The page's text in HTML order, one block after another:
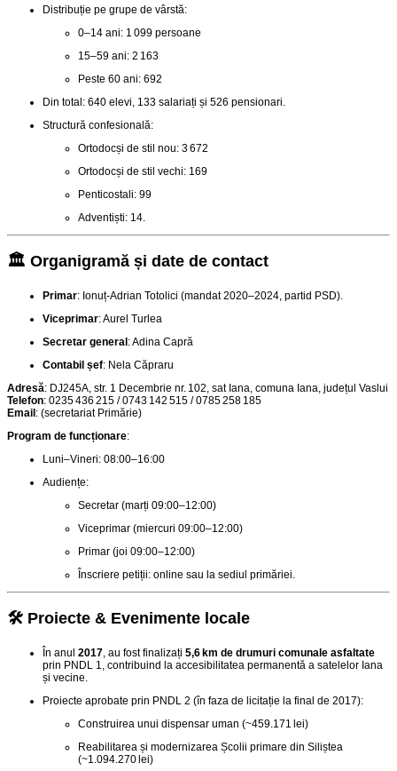
Distribuție pe grupe de vârstă:
0–14 ani: 1 099 persoane
15–59 ani: 2 163
Peste 60 ani: 692
Din total: 640 elevi, 133 salariați și 526 pensionari.
Structură confesională:
Ortodocși de stil nou: 3 672
Ortodocși de stil vechi: 169
Penticostali: 99
Adventiști: 14.
🏛️ Organigramă și date de contact
Primar: Ionuț‑Adrian Totolici (mandat 2020–2024, partid PSD).
Viceprimar: Aurel Turlea
Secretar general : Adina Capră
Contabil șef: Nela Căpraru
Adresă: DJ245A, str. 1 Decembrie nr. 102, sat Iana, comuna Iana, județul Vaslui
Telefon: 0235 436 215 / 0743 142 515 / 0785 258 185
Email : (secretariat Primărie)
Program de funcționare:
Luni–Vineri: 08:00–16:00
Audiențe:
Secretar (marți 09:00–12:00)
Viceprimar (miercuri 09:00–12:00)
Primar (joi 09:00–12:00)
Înscriere petiții: online sau la sediul primăriei.
🛠️ Proiecte & Evenimente locale
În anul 2017, au fost finalizați 5,6 km de drumuri comunale asfaltate
prin PNDL 1, contribuind la accesibilitatea permanentă a satelelor Iana
și vecine.
Proiecte aprobate prin PNDL 2 (în faza de licitație la final de 2017):
Construirea unui dispensar uman (~459.171 lei)
Reabilitarea și modernizarea Școlii primare din Siliștea
(~1.094.270 lei)